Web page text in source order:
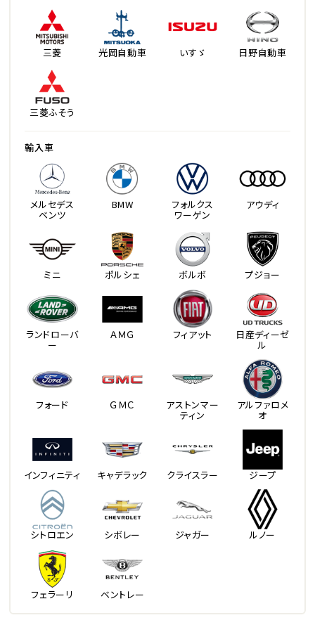
三菱 光岡自動車 いすゞ 日野自動車
三菱ふそう
輸入車
メルセデス
ベンツ
BMW フォルクス
ワーゲン
アウディ
ミニ ポルシェ ボルボ プジョー
ランドローバ
ー
ＡＭＧ フィアット 日産ディーゼ
ル
フォード ＧＭＣ アストンマー
ティン
アルファロメ
オ
インフィニティ キャデラック クライスラー ジープ
シトロエン シボレー ジャガー ルノー
フェラーリ ベントレー